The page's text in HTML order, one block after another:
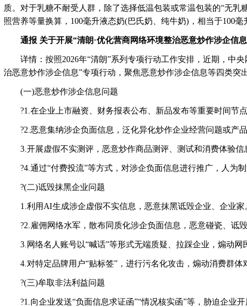
质。对于乳糖不耐受人群，除了选择低温包装或常温包装的“无
照营养等量换算，100毫升液态奶(巴氏奶、纯牛奶)，相当于100
通报 关于开展“清朗·优化营商网络环境整治恶意炒作涉企信
详情：按照2026年“清朗”系列专项行动工作安排，近期，中央
治恶意炒作涉企信息”专项行动，聚焦恶意炒作涉企信息等四类突
(一)恶意炒作涉企信息问题
?1.在企业上市融资、财务报表公布、新品发布等重要时间节点
?2.恶意集纳涉企负面信息，泛化异化炒作企业经营问题或产品
3.开展虚假不实测评，恶意炒作商品测评、测试和消费体验信
?4.通过“付费投流”等方式，对涉企负面信息进行推广，人为制
?(二)诋毁抹黑企业问题
1.利用AI生成涉企虚假不实信息，恶意抹黑诋毁企业、企业家
?2.雇佣网络水军，散布同质化涉企负面信息，恶意碰瓷、诋毁
3.网络名人账号以“喊话”等形式无端质疑、拉踩企业，煽动网
4.对特定品牌用户“贴标签”，进行污名化攻击，煽动消费群体
?(三)牟取非法利益问题
?1.向企业发送“负面信息求证函”“情况核实函”等，胁迫企业开